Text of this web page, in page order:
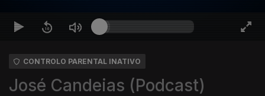
CONTROLO PARENTAL INATIVO
José Candeias (Podcast)